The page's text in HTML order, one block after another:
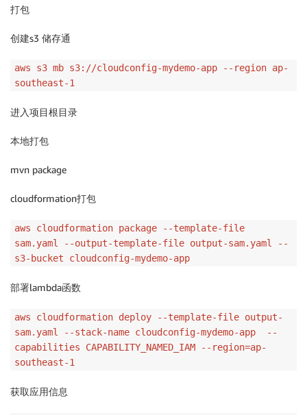
打包
创建s3 储存通
aws s3 mb s3://cloudconfig-mydemo-app --region ap-
southeast-1
进入项目根目录
本地打包
mvn package
cloudformation打包
aws cloudformation package --template-file
sam.yaml --output-template-file output-sam.yaml --
s3-bucket cloudconfig-mydemo-app
部署lambda函数
aws cloudformation deploy --template-file output-
sam.yaml --stack-name cloudconfig-mydemo-app --
capabilities CAPABILITY_NAMED_IAM --region=ap-
southeast-1
获取应用信息